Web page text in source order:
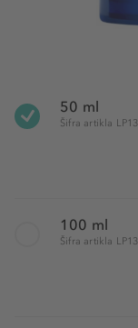
50 ml
Šifra artikla
100 ml
Šifra artikla